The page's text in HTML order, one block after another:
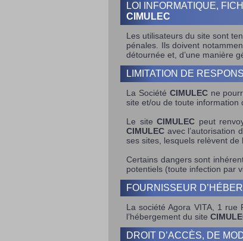
LOI INFORMATIQUE,
CIMULEC
Les utilisateurs du site sont
pénales. Ils doivent
détournée et, d’une manière
LIMITATION DE
La Société CIMULECne
site et/ou de toute information
Le siteCIMULEC peut
CIMULEC avec l’autorisation
ses sites, lesquels relèvent de
Certains dangers sont
potentiels (toute infection par
FOURNISSEUR
La société Agora VITA, 1 rue
l’hébergement du site
DROIT D’ACCÈS, DE